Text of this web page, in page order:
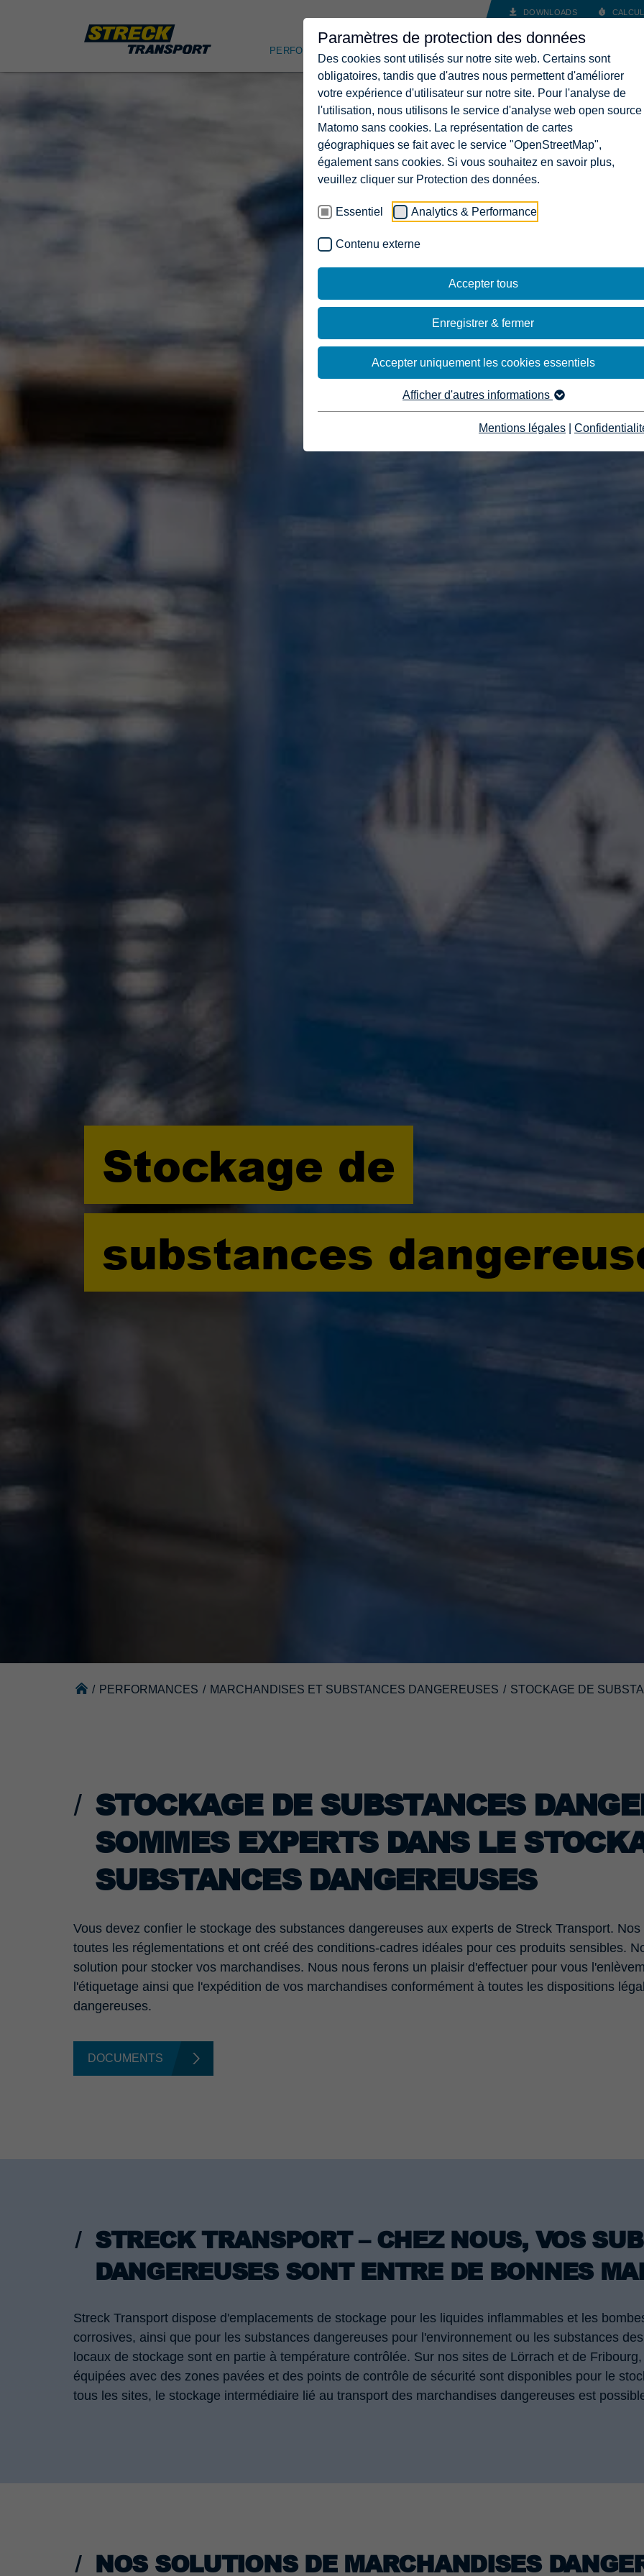
Paramètres de protection des données
Des cookies sont utilisés sur notre site web. Certains sont
obligatoires, tandis que d'autres nous permettent d'améliorer
votre expérience d'utilisateur sur notre site. Pour l'analyse de
l'utilisation, nous utilisons le service d'analyse web open source
Matomo sans cookies. La représentation de cartes
géographiques se fait avec le service "OpenStreetMap",
également sans cookies. Si vous souhaitez en savoir plus,
veuillez cliquer sur Protection des données.
Essentiel Analytics & Performance
Contenu externe
Accepter tous
Enregistrer & fermer
Accepter uniquement les cookies essentiels
Afficher d'autres informations
Mentions légales
DOWNLOADS
PERFORMANCES
Stockage de
substances
/ PERFORMANCES / MARCHANDISES ET SUBSTANCES DANGEREUSES / STOCKAGE DE
STOCKAGE DE SUBSTANCES
SOMMES EXPERTS DANS LE
SUBSTANCES DANGEREUSES
Vous devez confier le stockage des substances dangereuses aux experts de Streck Transport.
toutes les réglementations et ont créé des conditions-cadres idéales pour ces produits sensibles.
solution pour stocker vos marchandises. Nous nous ferons un plaisir d'effectuer pour vous
l'étiquetage ainsi que l'expédition de vos marchandises conformément à toutes les dispositions
dangereuses.
DOCUMENTS
STRECK TRANSPORT – CHEZ NOUS, VOS
DANGEREUSES SONT ENTRE DE BONNES
Streck Transport dispose d'emplacements de stockage pour les liquides inflammables et les
corrosives, ainsi que pour les substances dangereuses pour l'environnement ou les substances
locaux de stockage sont en partie à température contrôlée. Sur nos sites de Lörrach et de
équipées avec des zones pavées et des points de contrôle de sécurité sont disponibles pour le
tous les sites, le stockage intermédiaire lié au transport des marchandises dangereuses est
NOS SOLUTIONS DE MARCHANDISES